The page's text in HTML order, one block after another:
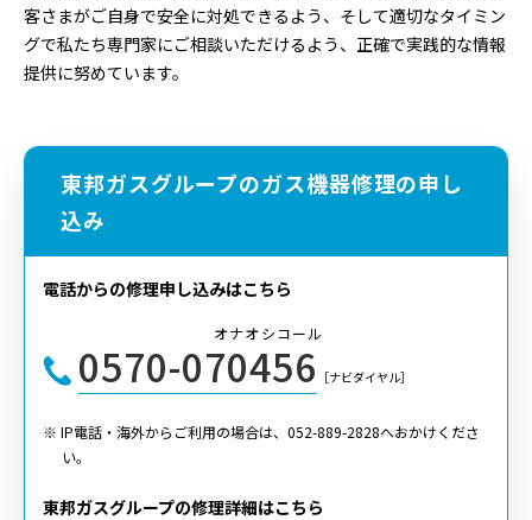
客さまがご自身で安全に対処できるよう、そして適切なタイミン
グで私たち専門家にご相談いただけるよう、正確で実践的な情報
提供に努めています。
東邦ガスグループのガス機器修理の申し
込み
電話からの修理申し込みはこちら
オナオシコール
0570-070456 ［ナビダイヤル］
※ IP電話・海外からご利用の場合は、052-889-2828へおかけくださ
い。
東邦ガスグループの修理詳細はこちら